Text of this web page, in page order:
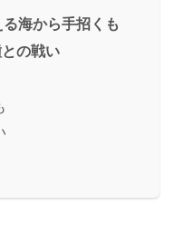
る海から手招くも
の戦い